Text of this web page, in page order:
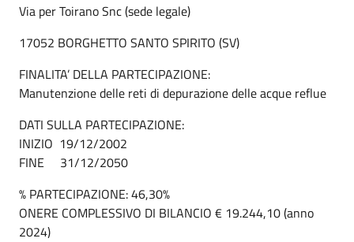
Via per Toirano Snc (sede legale)
17052 BORGHETTO SANTO SPIRITO (SV)
FINALITA’ DELLA PARTECIPAZIONE:
Manutenzione delle reti di depurazione delle acque reflue
DATI SULLA PARTECIPAZIONE:
INIZIO 19/12/2002
FINE 31/12/2050
% PARTECIPAZIONE: 46,30%
ONERE COMPLESSIVO DI BILANCIO € 19.244,10 (anno
2024)